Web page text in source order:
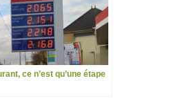
ce n’est qu’une étape